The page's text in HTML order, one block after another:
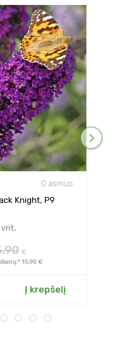
0 asmuo
Knight, P9
vnt.
€
15.90 €
Į krepšelį